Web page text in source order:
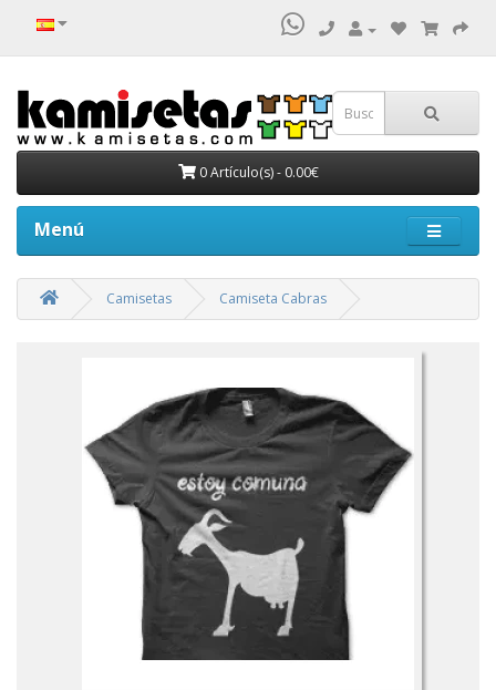
0 Artículo(s) - 0.00€
Menú
Camisetas Camiseta Cabras